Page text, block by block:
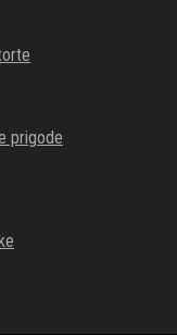
prigode